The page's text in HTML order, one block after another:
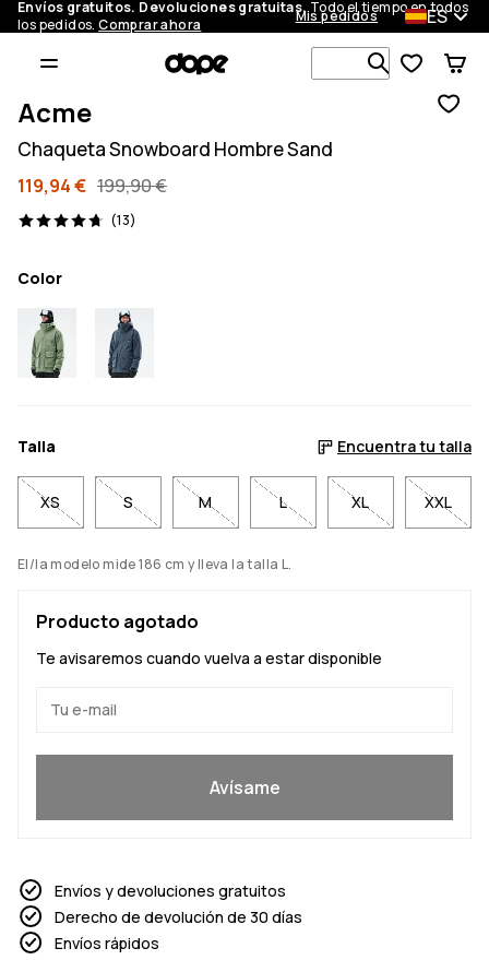
Envíos gratuitos. Devoluciones gratuitas.Todo el tiempo en todos
los pedidos.Comprar ahora Mis pedidos ES
Busca en
Acme
Chaqueta Snowboard Hombre Sand
119,94 € 199,90 €
(13)
13 opiniones, 4.7/5
Color
Talla Encuentra tu talla
XS S M L XL XXL
El/la modelo mide 186 cm y lleva la talla L.
Producto agotado
Te avisaremos cuando vuelva a estar disponible
Avísame
Envíos y devoluciones gratuitos
Derecho de devolución de 30 días
Envíos rápidos